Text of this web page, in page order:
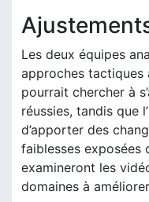
Les deux équipes
approches tactiques
pourrait chercher à
réussies, tandis que
d’apporter des
faiblesses exposées
examineront les
domaines à